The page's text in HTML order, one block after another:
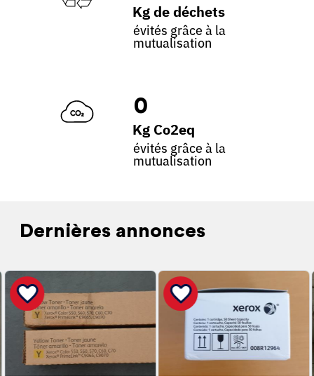
Kg de déchets
évités grâce à la
mutualisation
0
Kg Co2eq
évités grâce à la
mutualisation
Dernières annonces